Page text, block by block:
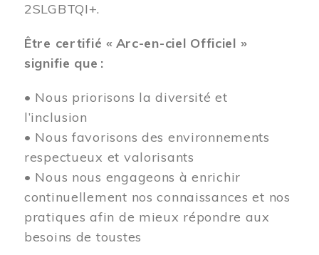
2SLGBTQI+.
Être certifié « Arc-en-ciel Officiel »
signifie que :
• Nous priorisons la diversité et
l’inclusion
• Nous favorisons des environnements
respectueux et valorisants
• Nous nous engageons à enrichir
continuellement nos connaissances et nos
pratiques afin de mieux répondre aux
besoins de toustes